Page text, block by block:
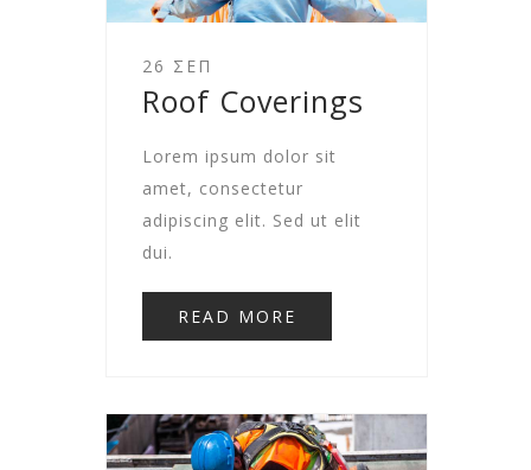
26 ΣΕΠ
Roof Coverings
Lorem ipsum dolor sit
amet, consectetur
adipiscing elit. Sed ut elit
dui.
READ MORE